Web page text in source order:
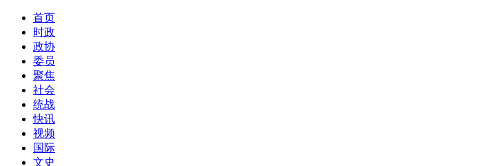
首页
时政
政协
委员
聚焦
社会
统战
快讯
视频
国际
文史